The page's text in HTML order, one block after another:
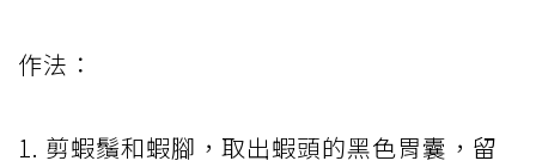
作法：
1. 剪蝦鬚和蝦腳，取出蝦頭的黑色胃囊，留